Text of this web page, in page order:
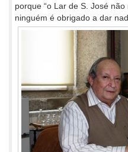
porque “o Lar de S. José
ninguém é obrigado a dar